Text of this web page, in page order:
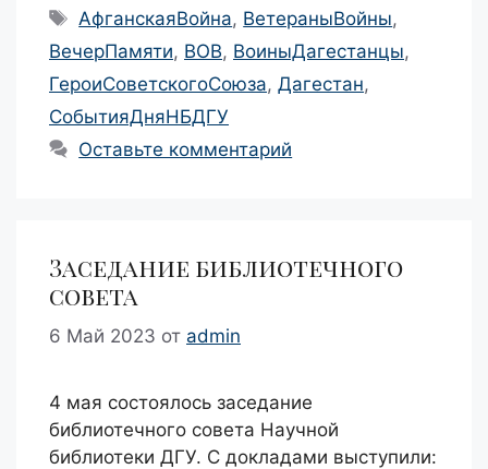
Метки
АфганскаяВойна, ВетераныВойны,
ВечерПамяти, ВОВ, ВоиныДагестанцы,
ГероиСоветскогоСоюза, Дагестан,
СобытияДняНБДГУ
Оставьте комментарий
Заседание библиотечного
совета
6 Май 2023 от admin
4 мая состоялось заседание
библиотечного совета Научной
библиотеки ДГУ. С докладами выступили: